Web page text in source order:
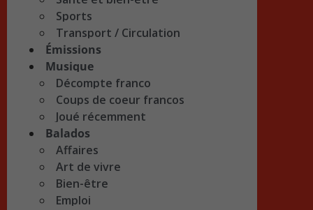
Sports
Transport / Circulation
Émissions
Musique
Décompte franco
Coups de coeur francos
Joué récemment
Balados
Affaires
Art de vivre
Bien-être
Emploi